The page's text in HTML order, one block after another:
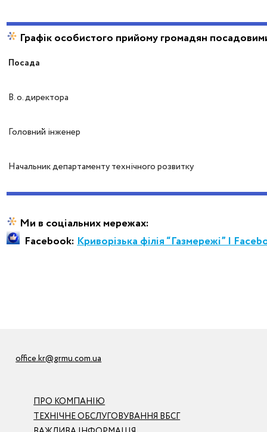
Графік особистого прийому громадян
Посада
В. о. директора
Головний інженер
Начальник департаменту технічного розвитку
Ми в соціальних мережах:
Facebook: Криворізька філія “Газмережі” |
ПРО КОМПАНІЮ
ТЕХНІЧНЕ ОБСЛУГОВУВАННЯ ВБСГ
office.kr@grmu.com.ua